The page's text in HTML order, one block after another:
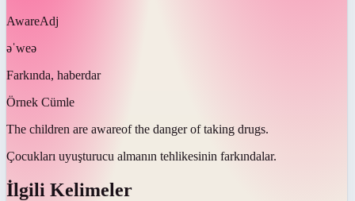
AwareAdj
əˈweə
Farkında, haberdar
Örnek Cümle
The children are awareof the danger of taking drugs.
Çocukları uyuşturucu almanın tehlikesinin farkındalar.
İlgili Kelimeler